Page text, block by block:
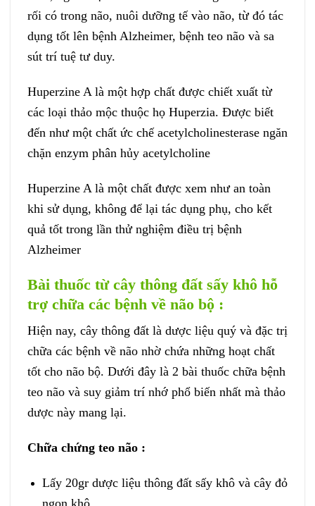
rối có trong não, nuôi dưỡng tế vào não, từ đó tác
dụng tốt lên bệnh Alzheimer, bệnh teo não và sa
sút trí tuệ tư duy.
Huperzine A là một hợp chất được chiết xuất từ
các loại thảo mộc thuộc họ Huperzia. Được biết
đến như một chất ức chế acetylcholinesterase ngăn
chặn enzym phân hủy acetylcholine
Huperzine A là một chất được xem như an toàn
khi sử dụng, không để lại tác dụng phụ, cho kết
quả tốt trong lần thử nghiệm điều trị bệnh
Alzheimer
Bài thuốc từ cây thông đất sấy khô hỗ
trợ chữa các bệnh về não bộ :
Hiện nay, cây thông đất là dược liệu quý và đặc trị
chữa các bệnh về não nhờ chứa những hoạt chất
tốt cho não bộ. Dưới đây là 2 bài thuốc chữa bệnh
teo não và suy giảm trí nhớ phổ biến nhất mà thảo
dược này mang lại.
Chữa chứng teo não :
Lấy 20gr dược liệu thông đất sấy khô và cây đỏ
ngọn khô